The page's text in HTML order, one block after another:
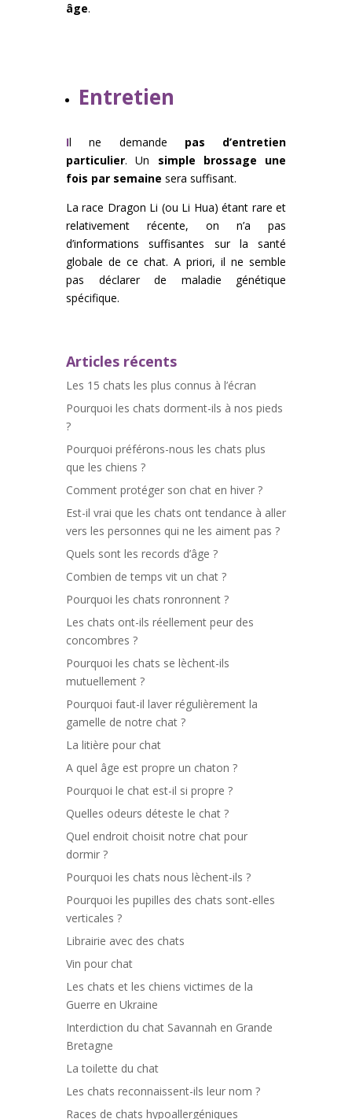
âge.
Entretien
Il ne demande pas d’entretien
particulier. Un simple brossage une
fois par semaine sera suffisant.
La race Dragon Li (ou Li Hua) étant rare et
relativement récente, on n’a pas
d’informations suffisantes sur la santé
globale de ce chat. A priori, il ne semble
pas déclarer de maladie génétique
spécifique.
Articles récents
Les 15 chats les plus connus à l’écran
Pourquoi les chats dorment-ils à nos pieds
?
Pourquoi préférons-nous les chats plus
que les chiens ?
Comment protéger son chat en hiver ?
Est-il vrai que les chats ont tendance à aller
vers les personnes qui ne les aiment pas ?
Quels sont les records d’âge ?
Combien de temps vit un chat ?
Pourquoi les chats ronronnent ?
Les chats ont-ils réellement peur des
concombres ?
Pourquoi les chats se lèchent-ils
mutuellement ?
Pourquoi faut-il laver régulièrement la
gamelle de notre chat ?
La litière pour chat
A quel âge est propre un chaton ?
Pourquoi le chat est-il si propre ?
Quelles odeurs déteste le chat ?
Quel endroit choisit notre chat pour
dormir ?
Pourquoi les chats nous lèchent-ils ?
Pourquoi les pupilles des chats sont-elles
verticales ?
Librairie avec des chats
Vin pour chat
Les chats et les chiens victimes de la
Guerre en Ukraine
Interdiction du chat Savannah en Grande
Bretagne
La toilette du chat
Les chats reconnaissent-ils leur nom ?
Races de chats hypoallergéniques